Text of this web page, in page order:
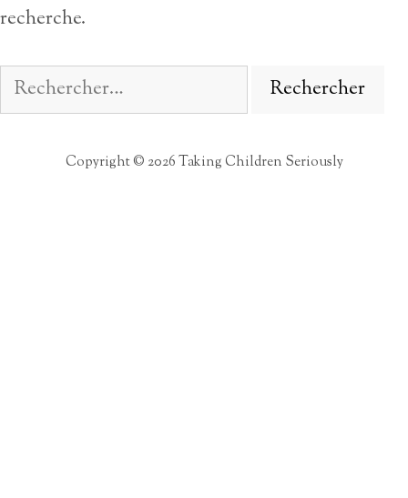
recherche.
Rechercher :
Copyright © 2026 Taking Children Seriously